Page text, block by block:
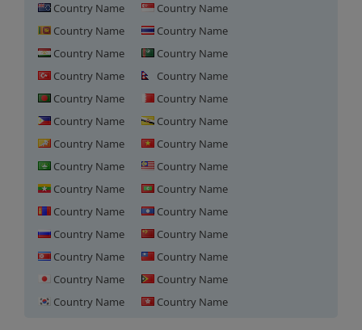
Country Name
Country Name
Country Name
Country Name
Country Name
Country Name
Country Name
Country Name
Country Name
Country Name
Country Name
Country Name
Country Name
Country Name
Country Name
Country Name
Country Name
Country Name
Country Name
Country Name
Country Name
Country Name
Country Name
Country Name
Country Name
Country Name
Country Name
Country Name
ミャンマーにおけるドメイン登
録